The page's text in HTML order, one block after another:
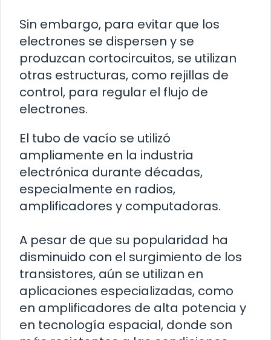
Sin embargo, para evitar que los
electrones se dispersen y se
produzcan cortocircuitos, se utilizan
otras estructuras, como rejillas de
control, para regular el flujo de
electrones.
El tubo de vacío se utilizó
ampliamente en la industria
electrónica durante décadas,
especialmente en radios,
amplificadores y computadoras.
A pesar de que su popularidad ha
disminuido con el surgimiento de los
transistores, aún se utilizan en
aplicaciones especializadas, como
en amplificadores de alta potencia y
en tecnología espacial, donde son